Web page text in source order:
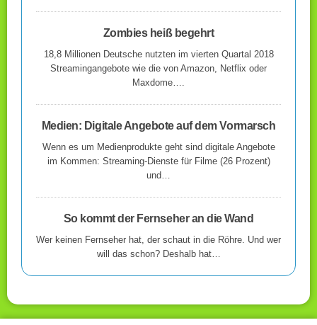
Zombies heiß begehrt
18,8 Millionen Deutsche nutzten im vierten Quartal 2018
Streamingangebote wie die von Amazon, Netflix oder
Maxdome….
Medien: Digitale Angebote auf dem Vormarsch
Wenn es um Medienprodukte geht sind digitale Angebote
im Kommen: Streaming-Dienste für Filme (26 Prozent)
und…
So kommt der Fernseher an die Wand
Wer keinen Fernseher hat, der schaut in die Röhre. Und wer
will das schon? Deshalb hat…